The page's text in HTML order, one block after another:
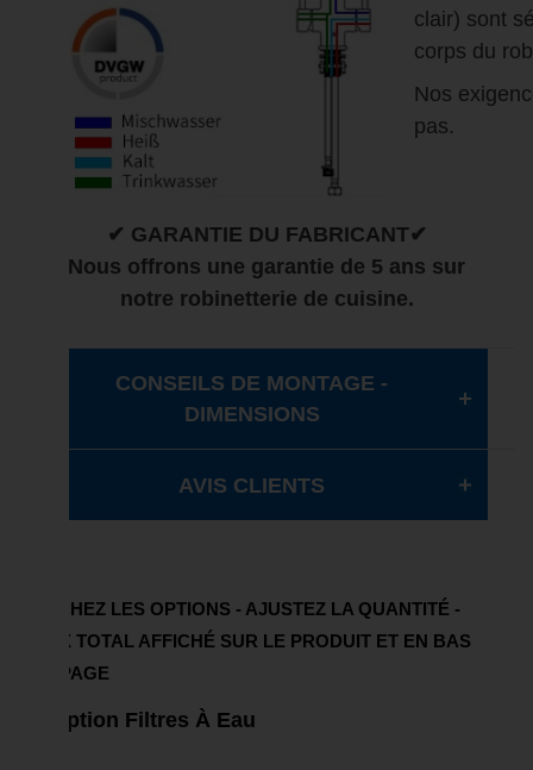
clair) sont
corps du
Nos
pas.
✔ GARANTIE DU FABRICANT✔
Nous offrons une garantie de 5 ans sur
notre robinetterie de cuisine.
CONSEILS DE MONTAGE -
DIMENSIONS
AVIS CLIENTS
COCHEZ LES OPTIONS - AJUSTEZ LA QUANTITÉ -
PRIX TOTAL AFFICHÉ SUR LE PRODUIT ET EN BAS
DE PAGE
Option Filtres À Eau